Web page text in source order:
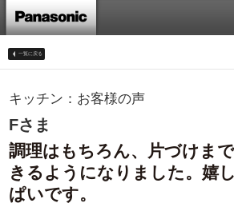
一覧に戻る
キッチン：お客様の声
Fさま
調理はもちろん、片づけま
きるようになりました。嬉
ぱいです。